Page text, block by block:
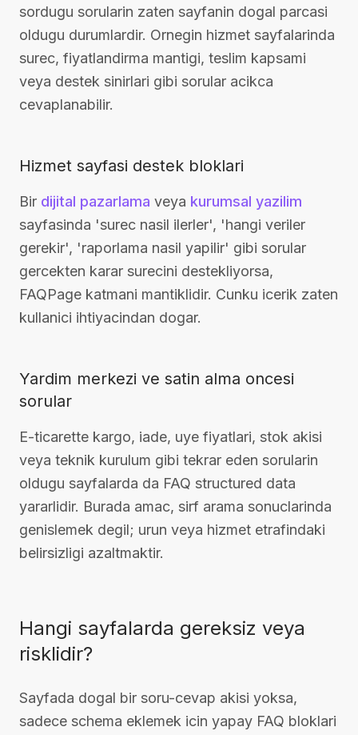
sordugu sorularin zaten sayfanin dogal parcasi
oldugu durumlardir. Ornegin hizmet sayfalarinda
surec, fiyatlandirma mantigi, teslim kapsami
veya destek sinirlari gibi sorular acikca
cevaplanabilir.
Hizmet sayfasi destek bloklari
Bir dijital pazarlama veya kurumsal yazilim
sayfasinda 'surec nasil ilerler', 'hangi veriler
gerekir', 'raporlama nasil yapilir' gibi sorular
gercekten karar surecini destekliyorsa,
FAQPage katmani mantiklidir. Cunku icerik zaten
kullanici ihtiyacindan dogar.
Yardim merkezi ve satin alma oncesi
sorular
E-ticarette kargo, iade, uye fiyatlari, stok akisi
veya teknik kurulum gibi tekrar eden sorularin
oldugu sayfalarda da FAQ structured data
yararlidir. Burada amac, sirf arama sonuclarinda
genislemek degil; urun veya hizmet etrafindaki
belirsizligi azaltmaktir.
Hangi sayfalarda gereksiz veya
risklidir?
Sayfada dogal bir soru-cevap akisi yoksa,
sadece schema eklemek icin yapay FAQ bloklari